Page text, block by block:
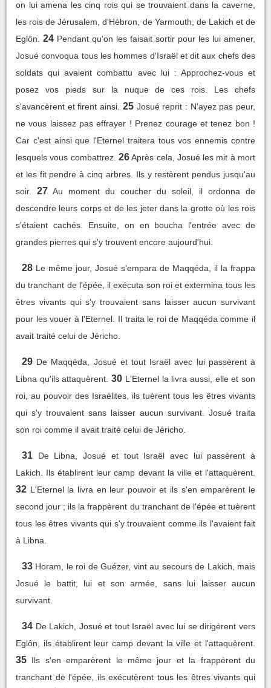
on lui amena les cinq rois qui se trouvaient dans la caverne,
les rois de Jérusalem, d'Hébron, de Yarmouth, de Lakich et de
Eglôn.
24 Pendant qu'on les faisait sortir pour les lui amener,
Josué convoqua tous les hommes d'Israël et dit aux chefs des
soldats qui avaient combattu avec lui : Approchez-vous et
posez vos pieds sur la nuque de ces rois. Les chefs
s'avancèrent et firent ainsi. 25 Josué reprit : N'ayez pas peur,
ne vous laissez pas effrayer ! Prenez courage et tenez bon !
Car c'est ainsi que l'Eternel traitera tous vos ennemis contre
lesquels vous combattrez. 26 Après cela, Josué les mit à mort
et les fit pendre à cinq arbres. Ils y restèrent pendus jusqu'au
soir.
27 Au moment du coucher du soleil, il ordonna de
descendre leurs corps et de les jeter dans la grotte où les rois
s'étaient cachés. Ensuite, on en boucha l'entrée avec de
grandes pierres qui s'y trouvent encore aujourd'hui.
28 Le même jour, Josué s'empara de Maqqéda, il la frappa
du tranchant de l'épée, il exécuta son roi et extermina tous les
êtres vivants qui s'y trouvaient sans laisser aucun survivant
pour les vouer à l'Eternel. Il traita le roi de Maqqéda comme il
avait traité celui de Jéricho.
29 De Maqqéda, Josué et tout Israël avec lui passèrent à
Libna qu'ils attaquèrent. 30 L'Eternel la livra aussi, elle et son
roi, au pouvoir des Israélites, ils tuèrent tous les êtres vivants
qui s'y trouvaient sans laisser aucun survivant. Josué traita
son roi comme il avait traité celui de Jéricho.
31
De Libna, Josué et tout Israël avec lui passèrent à
Lakich. Ils établirent leur camp devant la ville et l'attaquèrent.
32 L'Eternel la livra en leur pouvoir et ils s'en emparèrent le
second jour ; ils la frappèrent du tranchant de l'épée et tuèrent
tous les êtres vivants qui s'y trouvaient comme ils l'avaient fait
à Libna.
33 Horam, le roi de Guézer, vint au secours de Lakich, mais
Josué le battit, lui et son armée, sans lui laisser aucun
survivant.
34 De Lakich, Josué et tout Israël avec lui se dirigèrent vers
Eglôn, ils établirent leur camp devant la ville et l'attaquèrent.
35 Ils s'en emparèrent le même jour et la frappèrent du
tranchant de l'épée, ils exécutèrent tous les êtres vivants qui